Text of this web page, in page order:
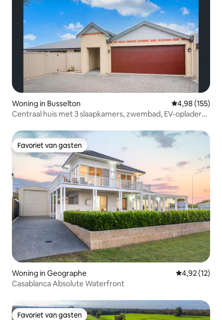
Woning in Busselton Gemiddelde
4,98 (155)
Centraal huis met 3 slaapkamers, zwembad, EV-oplader
Favoriet van gasten
Favoriet van gasten
Woning in Geographe Gemiddelde
4,92 (12)
Casablanca Absolute Waterfront
Favoriet van gasten